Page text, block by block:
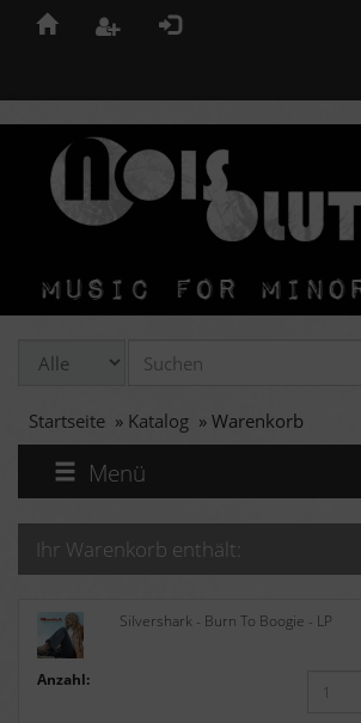
Startseite » Katalog » Warenkorb
Menü
Ihr Warenkorb enthält:
Silvershark - Burn To Boogie - LP
Anzahl: